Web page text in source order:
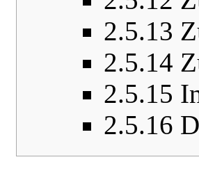
2.5.13
2.5.14
2.5.15
2.5.16